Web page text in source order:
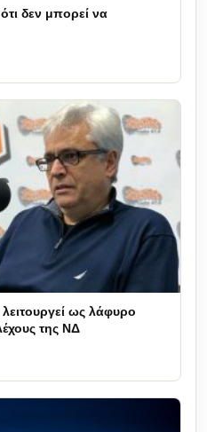
δεν μπορεί να
ως λάφυρο
της ΝΔ